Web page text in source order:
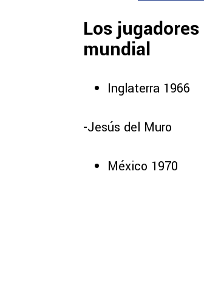
Los
mundial
Inglaterra 1966
-Jesús del Muro
México 1970